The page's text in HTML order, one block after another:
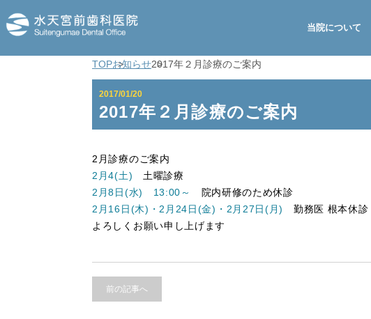
当院について
TOPお知らせ2017年２月診療のご案内
2017/01/20
2017年２月診療のご案内
2月診療のご案内
2月4(土) 土曜診療
2月8日(水) 13:00～
院内研修のため休診
2月16日(木)・2月24日(金)・2月27日(月) 勤務医 根本休診
よろしくお願い申し上げます
前の記事へ